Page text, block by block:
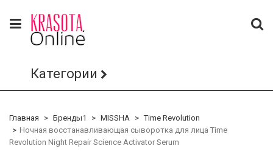
Категории
Главная Бренды1 MISSHA
Time Revolution
Ночная восстанавливающая сыворотка для лица Time
Revolution Night Repair Science Activator Serum